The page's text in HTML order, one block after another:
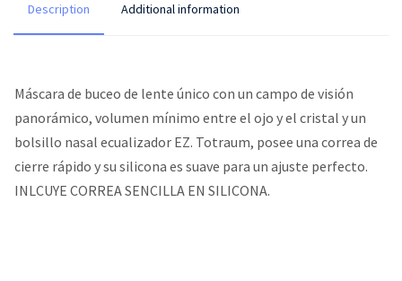
Description Additional information
Máscara de buceo de lente único con un campo de visión
panorámico, volumen mínimo entre el ojo y el cristal y un
bolsillo nasal ecualizador EZ. Totraum, posee una correa de
cierre rápido y su silicona es suave para un ajuste perfecto.
INLCUYE CORREA SENCILLA EN SILICONA.